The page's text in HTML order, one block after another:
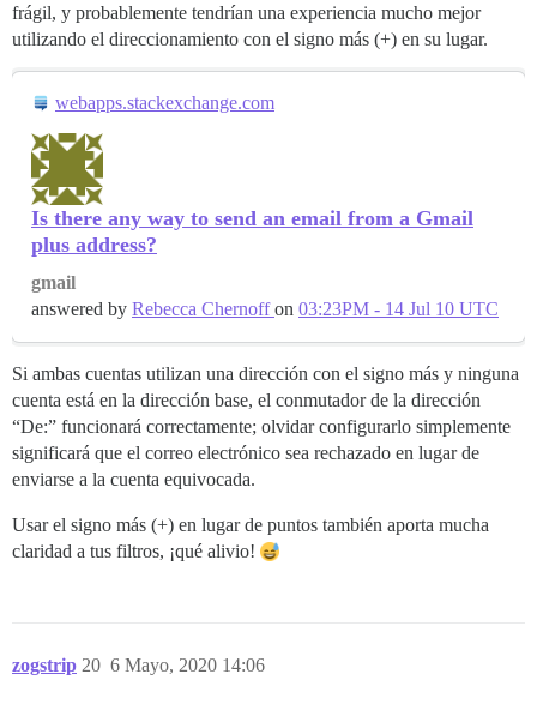
frágil, y probablemente tendrían una experiencia mucho mejor
utilizando el direccionamiento con el signo más (+) en su lugar.
webapps.stackexchange.com
Is there any way to send an email from a Gmail
plus address?
gmail
answered by Rebecca Chernoffon 03:23PM - 14 Jul 10 UTC
Si ambas cuentas utilizan una dirección con el signo más y ninguna
cuenta está en la dirección base, el conmutador de la dirección
“De:” funcionará correctamente; olvidar configurarlo simplemente
significará que el correo electrónico sea rechazado en lugar de
enviarse a la cuenta equivocada.
Usar el signo más (+) en lugar de puntos también aporta mucha
claridad a tus filtros, ¡qué alivio!
zogstrip 6 Mayo, 2020 14:06
20